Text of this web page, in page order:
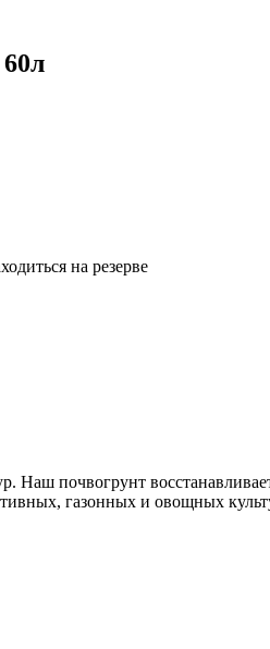
на резерве
почвогрунт
газонных и овощных